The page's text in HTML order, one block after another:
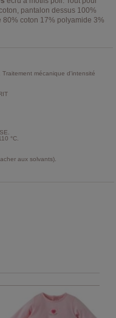
pantalon dessus 100%
coton 17% polyamide 3%
Traitement mécanique d'intensité
°C.
aux solvants).